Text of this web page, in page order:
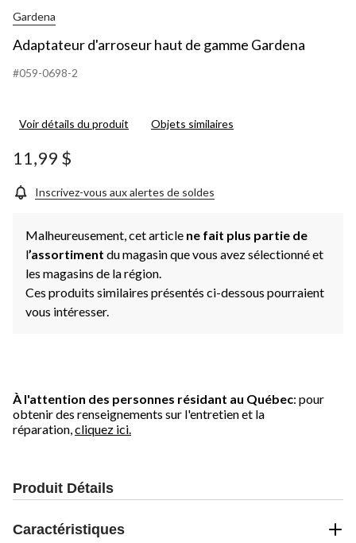
Gardena
Adaptateur d'arroseur haut de gamme Gardena
#059-0698-2
Voir détails du produit Objets similaires
11,99 $
Inscrivez-vous aux alertes de soldes
Malheureusement, cet article ne fait plus partie de
l’assortiment du magasin que vous avez sélectionné et
les magasins de la région.
Ces produits similaires présentés ci-dessous pourraient
vous intéresser.
À l'attention des personnes résidant au Québec: pour
obtenir des renseignements sur l'entretien et la
réparation, cliquez ici.
Produit Détails
Caractéristiques